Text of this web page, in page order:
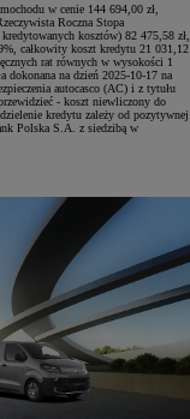
w cenie 144 694,00 zł,
Roczna Stopa
kosztów) 82 475,58 zł,
całkowity koszt kredytu 21 031,12
rat równych w wysokości 1
dokonana na dzień 2025-10-17 na
autocasco (AC) i z tytułu
- koszt niewliczony do
kredytu zależy od pozytywnej
Polska S.A. z siedzibą w